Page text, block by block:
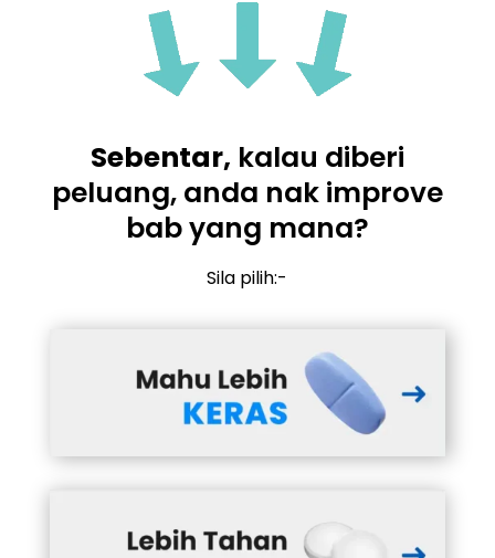
Sebentar, kalau diberi
peluang, anda nak improve
bab yang mana?
Sila pilih:-